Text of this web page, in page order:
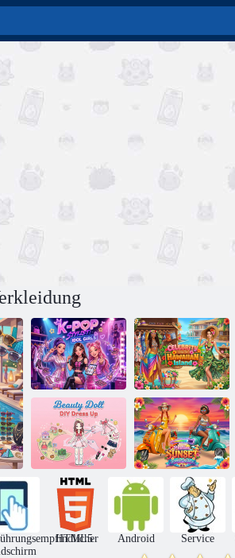
K-Pop-Stylistin:
Idol Girls
Promi-Reise zur
Hawaii-Insel
Schönheitspuppe
DIY Dress Up
Besties Sunset
Scooter Rider
HTML5 Android Service